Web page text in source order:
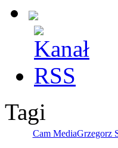
Tagi
Cam MediaGrzegorz